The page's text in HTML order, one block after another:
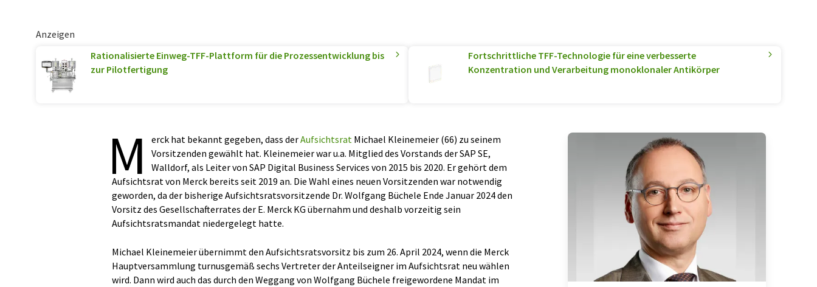
Anzeigen
Rationalisierte Einweg-TFF-Plattform für die Prozessentwicklung bis
zur Pilotfertigung
Fortschrittliche TFF-Technologie für eine verbesserte
Konzentration und Verarbeitung monoklonaler Antikörper
M erck hat bekannt gegeben, dass derAufsichtsrat Michael Kleinemeier (66) zu seinem
Vorsitzenden gewählt hat. Kleinemeier war u.a. Mitglied des Vorstands der SAP SE,
Walldorf, als Leiter von SAP Digital Business Services von 2015 bis 2020. Er gehört dem
Aufsichtsrat von Merck bereits seit 2019 an. Die Wahl eines neuen Vorsitzenden war notwendig
geworden, da der bisherige Aufsichtsratsvorsitzende Dr. Wolfgang Büchele Ende Januar 2024 den
Vorsitz des Gesellschafterrates der E. Merck KG übernahm und deshalb vorzeitig sein
Aufsichtsratsmandat niedergelegt hatte.
Michael Kleinemeier übernimmt den Aufsichtsratsvorsitz bis zum 26. April 2024, wenn die Merck
Hauptversammlung turnusgemäß sechs Vertreter der Anteilseigner im Aufsichtsrat neu wählen
wird. Dann wird auch das durch den Weggang von Wolfgang Büchele freigewordene Mandat im